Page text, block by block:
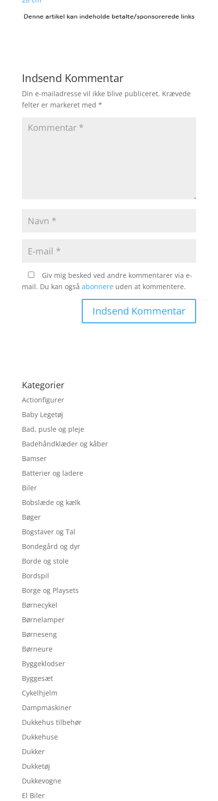
Indsend Kommentar
Din e-mailadresse vil ikke blive publiceret. Krævede
felter er markeret med *
Giv mig besked ved andre kommentarer via e-
mail. Du kan også abonnereuden at kommentere.
Kategorier
Actionfigurer
Baby Legetøj
Bad, pusle og pleje
Badehåndklæder og kåber
Bamser
Batterier og ladere
Biler
Bobslæde og kælk
Bøger
Bogstaver og Tal
Bondegård og dyr
Borde og stole
Bordspil
Borge og Playsets
Børnecykel
Børnelamper
Børneseng
Børneure
Byggeklodser
Byggesæt
Cykelhjelm
Dampmaskiner
Dukkehus tilbehør
Dukkehuse
Dukker
Dukketøj
Dukkevogne
El Biler